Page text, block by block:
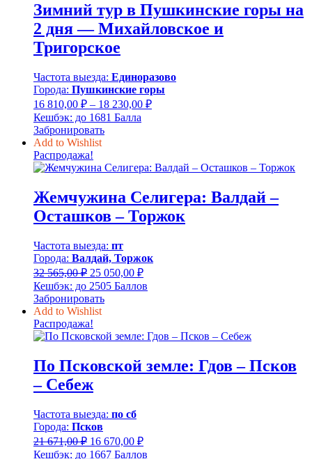
Зимний тур в Пушкинские горы на
2 дня — Михайловское и
Тригорское
Частота выезда: Единоразово
Города: Пушкинские горы
16 810,00 ₽ – 18 230,00 ₽Диапазон
18
Кешбэк: до 1681 Балла
Забронировать
Add to Wishlist
Распродажа!
Жемчужина Селигера: Валдай –
Осташков – Торжок
Частота выезда: пт
Города: Валдай, Торжок
32 565,00₽ Первоначальная
цена
составляла
32
565,00 ₽.
25 050,00 ₽Текущая
цена:
25
Кешбэк: до 2505 Баллов
Забронировать
Add to Wishlist
Распродажа!
По Псковской земле: Гдов – Псков
– Себеж
Частота выезда: по сб
Города: Псков
21 671,00₽ Первоначальная
цена
16 670,00 ₽Текущая
цена:
Кешбэк: до 1667 Баллов